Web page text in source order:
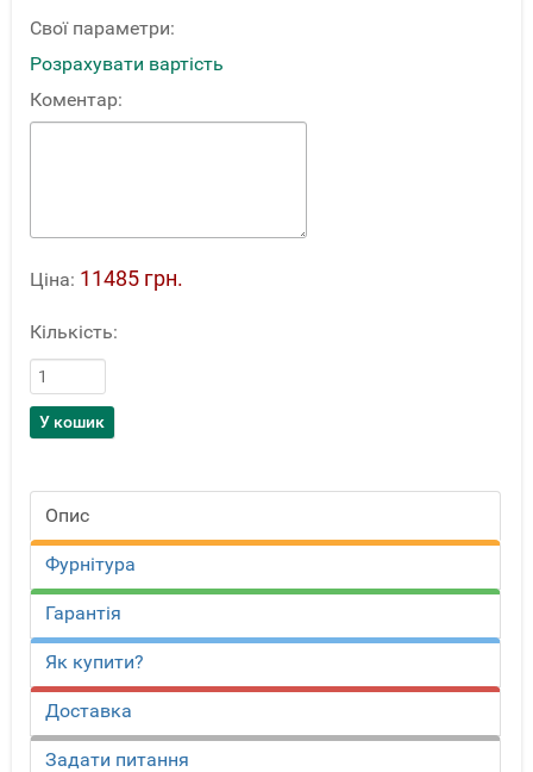
Свої параметри:
Розрахувати вартість
Коментар:
Ціна: 11485 грн.
Кількість:
Опис
Фурнітура
Гарантія
Як купити?
Доставка
Задати питання